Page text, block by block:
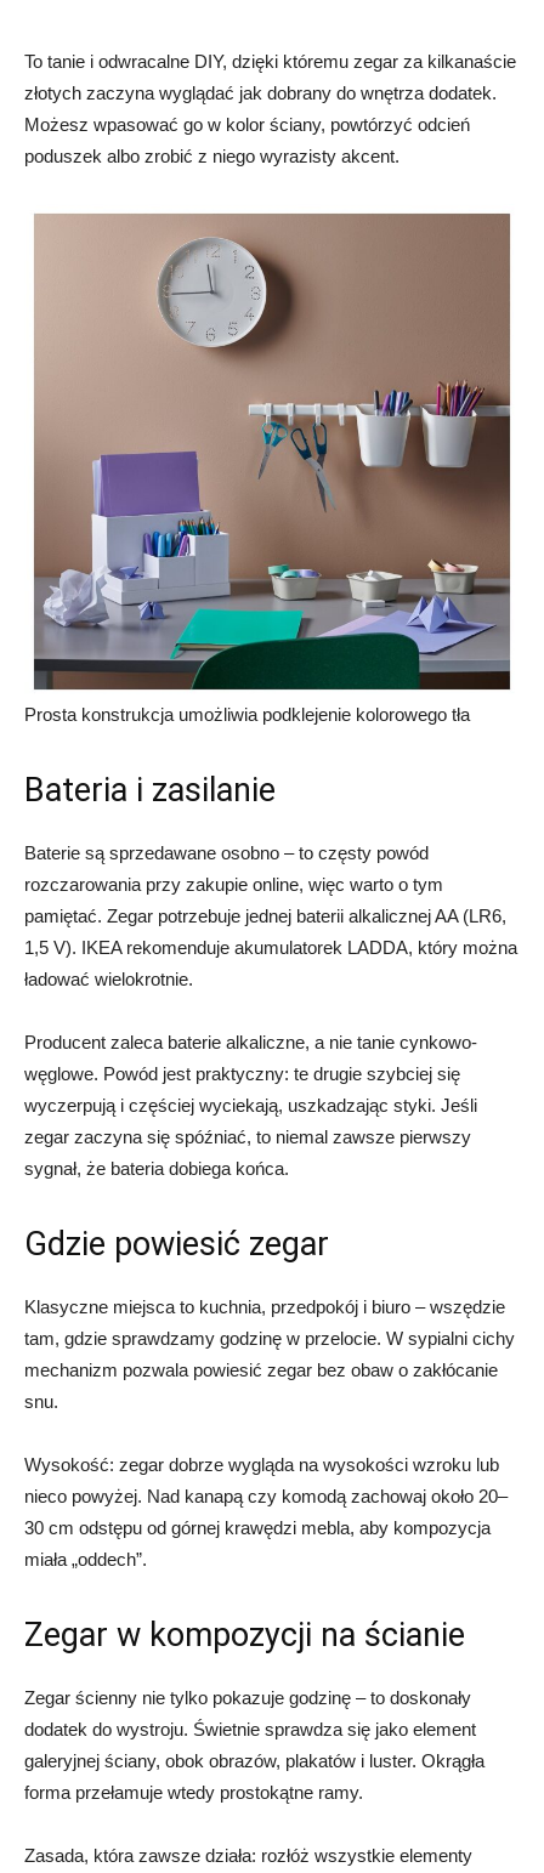
To tanie i odwracalne DIY, dzięki któremu zegar za kilkanaście
złotych zaczyna wyglądać jak dobrany do wnętrza dodatek.
Możesz wpasować go w kolor ściany, powtórzyć odcień
poduszek albo zrobić z niego wyrazisty akcent.
Prosta konstrukcja umożliwia podklejenie kolorowego tła
Bateria i zasilanie
Baterie są sprzedawane osobno – to częsty powód
rozczarowania przy zakupie online, więc warto o tym
pamiętać. Zegar potrzebuje jednej baterii alkalicznej AA (LR6,
1,5 V). IKEA rekomenduje akumulatorek LADDA, który można
ładować wielokrotnie.
Producent zaleca baterie alkaliczne, a nie tanie cynkowo-
węglowe. Powód jest praktyczny: te drugie szybciej się
wyczerpują i częściej wyciekają, uszkadzając styki. Jeśli
zegar zaczyna się spóźniać, to niemal zawsze pierwszy
sygnał, że bateria dobiega końca.
Gdzie powiesić zegar
Klasyczne miejsca to kuchnia, przedpokój i biuro – wszędzie
tam, gdzie sprawdzamy godzinę w przelocie. W sypialni cichy
mechanizm pozwala powiesić zegar bez obaw o zakłócanie
snu.
Wysokość: zegar dobrze wygląda na wysokości wzroku lub
nieco powyżej. Nad kanapą czy komodą zachowaj około 20–
30 cm odstępu od górnej krawędzi mebla, aby kompozycja
miała „oddech”.
Zegar w kompozycji na ścianie
Zegar ścienny nie tylko pokazuje godzinę – to doskonały
dodatek do wystroju. Świetnie sprawdza się jako element
galeryjnej ściany, obok obrazów, plakatów i luster. Okrągła
forma przełamuje wtedy prostokątne ramy.
Zasada, która zawsze działa: rozłóż wszystkie elementy